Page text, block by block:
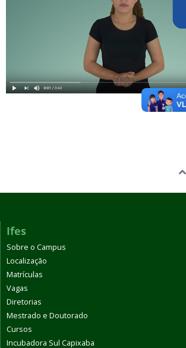
Ifes
Sobre o Campus
Localização
Matrículas
Vagas
Diretorias
Mestrado e Doutorado
Cursos
Incubadora Sul Capixaba